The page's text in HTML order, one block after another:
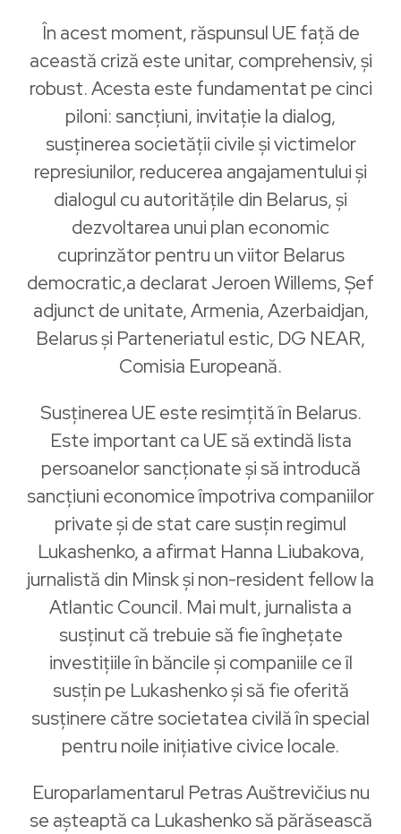
În acest moment, răspunsul UE față de
această criză este unitar, comprehensiv, și
robust. Acesta este fundamentat pe cinci
piloni: sancțiuni, invitație la dialog,
susținerea societății civile și victimelor
represiunilor, reducerea angajamentului și
dialogul cu autoritățile din Belarus, și
dezvoltarea unui plan economic
cuprinzător pentru un viitor Belarus
democratic,a declarat Jeroen Willems​, Șef
adjunct de unitate, Armenia, Azerbaidjan,
Belarus și Parteneriatul estic, DG NEAR,
Comisia Europeană.
Susținerea UE este resimțită în Belarus.
Este important ca UE să extindă lista
persoanelor sancționate și să introducă
sancțiuni economice împotriva companiilor
private și de stat care susțin regimul
Lukashenko, a afirmat Hanna Liubakova​,
jurnalistă din Minsk și non-resident fellow la
Atlantic Council. Mai mult, jurnalista a
susținut că trebuie să fie înghețate
investițiile în băncile și companiile ce îl
susțin pe Lukashenko și să fie oferită
susținere către societatea civilă în special
pentru noile inițiative civice locale.
Europarlamentarul Petras Auštrevičius nu
se așteaptă ca Lukashenko să părăsească